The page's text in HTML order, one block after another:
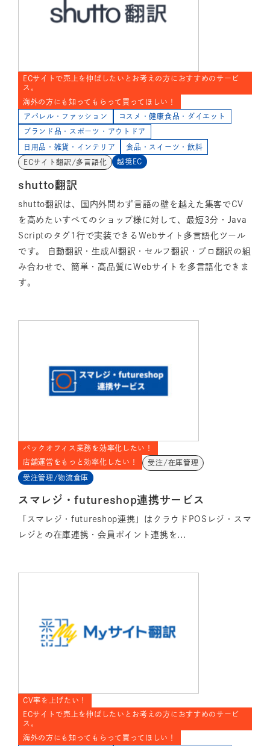
ECサイトで売上を伸ばしたいとお考えの方におすすめのサービ
ス。
海外の方にも知ってもらって買ってほしい！
アパレル・ファッション コスメ・健康食品・ダイエット
ブランド品・スポーツ・アウトドア
日用品・雑貨・インテリア 食品・スイーツ・飲料
ECサイト翻訳/多言語化 越境EC
shutto翻訳
shutto翻訳は、国内外問わず言語の壁を越えた集客でCV
を高めたいすべてのショップ様に対して、最短3分・Java
Scriptのタグ1行で実装できるWebサイト多言語化ツール
です。 自動翻訳・生成AI翻訳・セルフ翻訳・プロ翻訳の組
み合わせで、簡単・高品質にWebサイトを多言語化できま
す。
バックオフィス業務を効率化したい！
店舗運営をもっと効率化したい！
受注/在庫管理
受注管理/物流倉庫
スマレジ・futureshop連携サービス
「スマレジ・futureshop連携」はクラウドPOSレジ・スマ
レジとの在庫連携・会員ポイント連携を...
CV率を上げたい！
ECサイトで売上を伸ばしたいとお考えの方におすすめのサービ
ス。
海外の方にも知ってもらって買ってほしい！